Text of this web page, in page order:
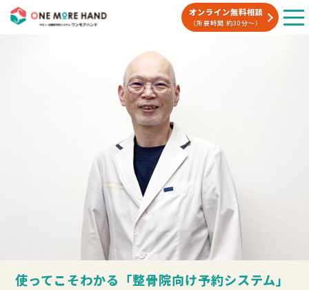
オンライン無料相談
（所要時間 約30分〜）
使ってこそわかる「整骨院向け予約システム」